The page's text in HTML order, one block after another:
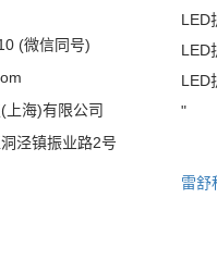
LED
LED
LED
"
雷舒
(微信同号)
上海)有限公司
泾镇振业路2号